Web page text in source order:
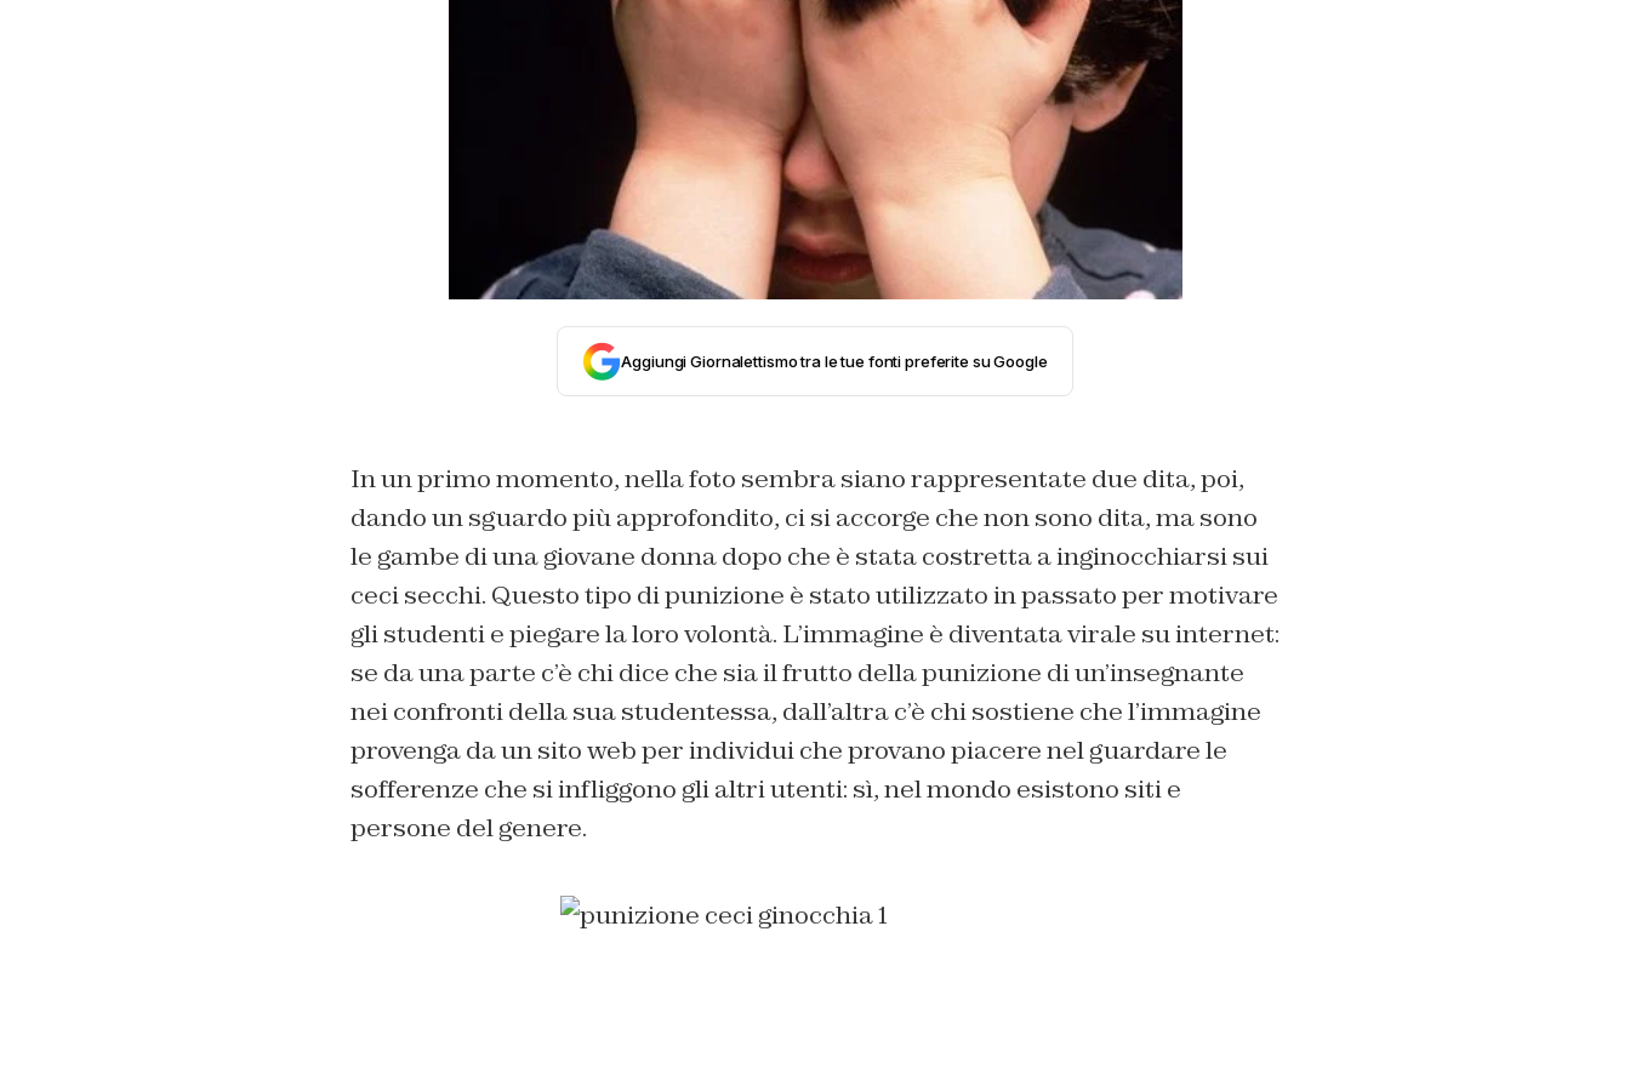
Aggiungi Giornalettismo tra le tue fonti preferite su Google
In un primo momento, nella foto sembra siano rappresentate due dita, poi,
dando un sguardo più approfondito, ci si accorge che non sono dita, ma sono
le gambe di una giovane donna dopo che è stata costretta a inginocchiarsi sui
ceci secchi. Questo tipo di punizione è stato utilizzato in passato per motivare
gli studenti e piegare la loro volontà. L’immagine è diventata virale su internet:
se da una parte c’è chi dice che sia il frutto della punizione di un’insegnante
nei confronti della sua studentessa, dall’altra c’è chi sostiene che l’immagine
provenga da un sito web per individui che provano piacere nel guardare le
sofferenze che si infliggono gli altri utenti: sì, nel mondo esistono siti e
persone del genere.